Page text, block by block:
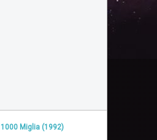
1000 Miglia (1992)